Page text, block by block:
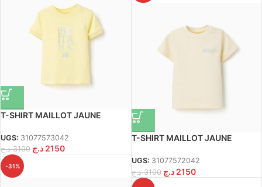
T-SHIRT MAILLOT JAUNE
UGS: 31077573042
3100 د.ج 2150 د.ج
T-SHIRT MAILLOT JAUNE
UGS: 31077572042
3100 د.ج 2150 د.ج
-31%